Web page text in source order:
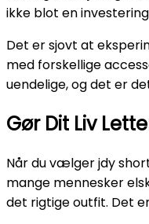
ikke blot en
Det er sjovt at
med forskellige
uendelige, og det er
Gør Dit Liv
Når du vælger jdy
mange mennesker
det rigtige outfit. Det